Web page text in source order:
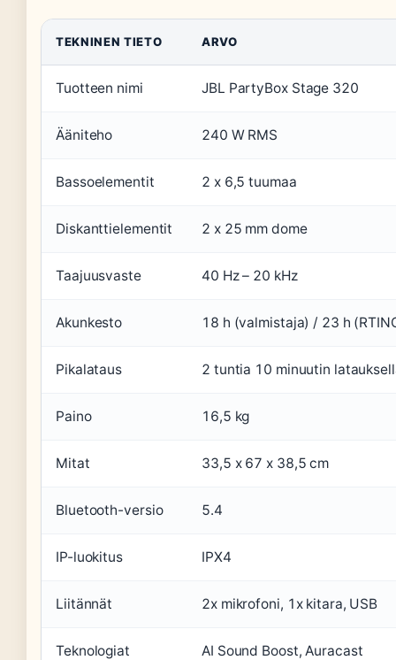
TEKNINEN TIETO ARVO
Tuotteen nimi JBL PartyBox Stage 320
Ääniteho 240 W RMS
Bassoelementit 2 x 6,5 tuumaa
Diskanttielementit 2 x 25 mm dome
Taajuusvaste 40 Hz – 20 kHz
Akunkesto 18 h (valmistaja) / 23 h
Pikalataus 2 tuntia 10 minuutin
Paino 16,5 kg
Mitat 33,5 x 67 x 38,5 cm
Bluetooth-versio 5.4
IP-luokitus IPX4
Liitännät 2x mikrofoni, 1x kitara, USB
Teknologiat AI Sound Boost, Auracast